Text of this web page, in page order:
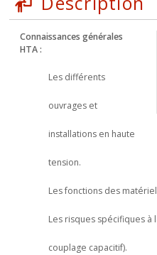
Connaissances générales
HTA :
Les différents
ouvrages et
installations en haute
tension.
Les fonctions des
Les risques spécifiques à
couplage capacitif).